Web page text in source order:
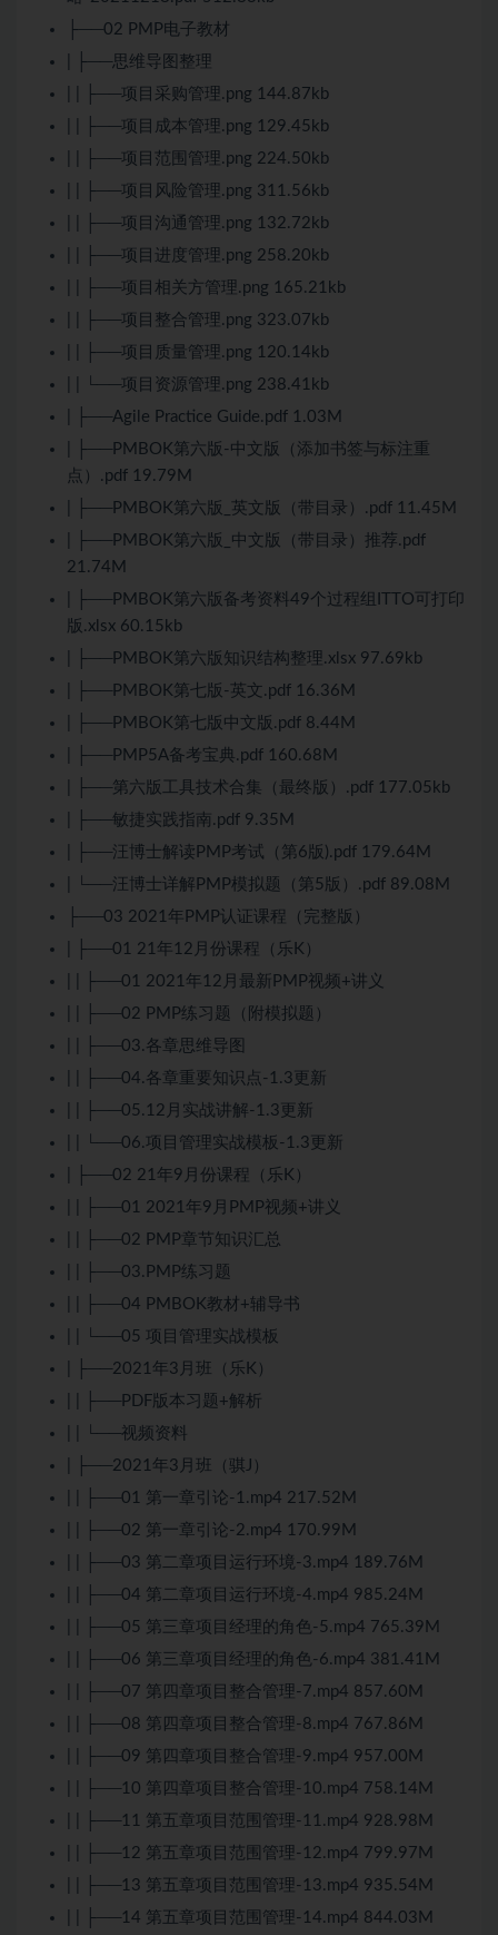
├──02 PMP电子教材
| ├──思维导图整理
| | ├──项目采购管理.png 144.87kb
| | ├──项目成本管理.png 129.45kb
| | ├──项目范围管理.png 224.50kb
| | ├──项目风险管理.png 311.56kb
| | ├──项目沟通管理.png 132.72kb
| | ├──项目进度管理.png 258.20kb
| | ├──项目相关方管理.png 165.21kb
| | ├──项目整合管理.png 323.07kb
| | ├──项目质量管理.png 120.14kb
| | └──项目资源管理.png 238.41kb
| ├──Agile Practice Guide.pdf 1.03M
| ├──PMBOK第六版-中文版（添加书签与标注重
点）.pdf 19.79M
| ├──PMBOK第六版_英文版（带目录）.pdf 11.45M
| ├──PMBOK第六版_中文版（带目录）推荐.pdf
21.74M
| ├──PMBOK第六版备考资料49个过程组ITTO可打印
版.xlsx 60.15kb
| ├──PMBOK第六版知识结构整理.xlsx 97.69kb
| ├──PMBOK第七版-英文.pdf 16.36M
| ├──PMBOK第七版中文版.pdf 8.44M
| ├──PMP5A备考宝典.pdf 160.68M
| ├──第六版工具技术合集（最终版）.pdf 177.05kb
| ├──敏捷实践指南.pdf 9.35M
| ├──汪博士解读PMP考试（第6版).pdf 179.64M
| └──汪博士详解PMP模拟题（第5版）.pdf 89.08M
├──03 2021年PMP认证课程（完整版）
| ├──01 21年12月份课程（乐K）
| | ├──01 2021年12月最新PMP视频+讲义
| | ├──02 PMP练习题（附模拟题）
| | ├──03.各章思维导图
| | ├──04.各章重要知识点-1.3更新
| | ├──05.12月实战讲解-1.3更新
| | └──06.项目管理实战模板-1.3更新
| ├──02 21年9月份课程（乐K）
| | ├──01 2021年9月PMP视频+讲义
| | ├──02 PMP章节知识汇总
| | ├──03.PMP练习题
| | ├──04 PMBOK教材+辅导书
| | └──05 项目管理实战模板
| ├──2021年3月班（乐K）
| | ├──PDF版本习题+解析
| | └──视频资料
| ├──2021年3月班（骐J）
| | ├──01 第一章引论-1.mp4 217.52M
| | ├──02 第一章引论-2.mp4 170.99M
| | ├──03 第二章项目运行环境-3.mp4 189.76M
| | ├──04 第二章项目运行环境-4.mp4 985.24M
| | ├──05 第三章项目经理的角色-5.mp4 765.39M
| | ├──06 第三章项目经理的角色-6.mp4 381.41M
| | ├──07 第四章项目整合管理-7.mp4 857.60M
| | ├──08 第四章项目整合管理-8.mp4 767.86M
| | ├──09 第四章项目整合管理-9.mp4 957.00M
| | ├──10 第四章项目整合管理-10.mp4 758.14M
| | ├──11 第五章项目范围管理-11.mp4 928.98M
| | ├──12 第五章项目范围管理-12.mp4 799.97M
| | ├──13 第五章项目范围管理-13.mp4 935.54M
| | ├──14 第五章项目范围管理-14.mp4 844.03M